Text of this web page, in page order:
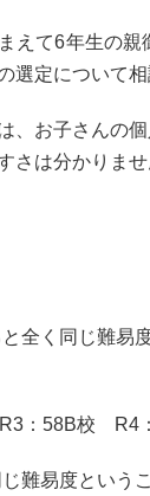
えて6年生の
選定について
、お子さんの
さは分かりませ
全く同じ難易
：58B校 R4
難易度という